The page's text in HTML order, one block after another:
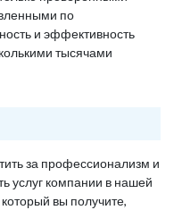
по
и эффективность
тысячами
за профессионализм и
услуг компании в нашей
вы получите,